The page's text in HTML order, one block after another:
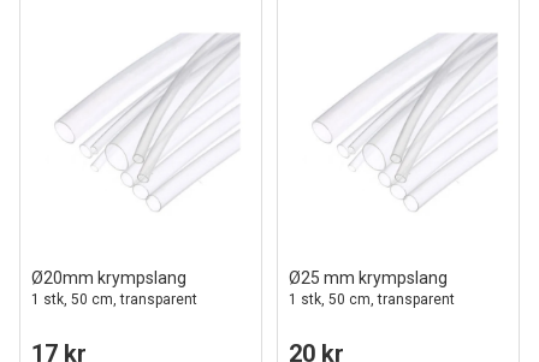
Ø20mm krympslang
1 stk, 50 cm, transparent
17 kr
Ø25 mm krympslang
1 stk, 50 cm, transparent
20 kr